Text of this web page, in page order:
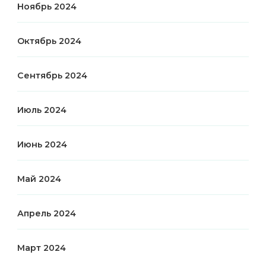
Ноябрь 2024
Октябрь 2024
Сентябрь 2024
Июль 2024
Июнь 2024
Май 2024
Апрель 2024
Март 2024